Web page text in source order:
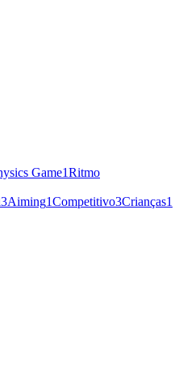
Game1Ritmo
3Aiming1Competitivo3Crianças1